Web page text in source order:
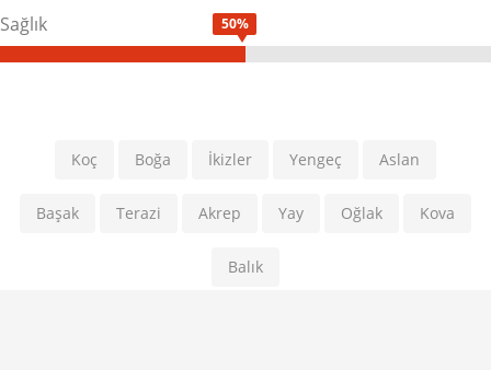
Sağlık 50%
Koç Boğa İkizler Yengeç Aslan
Başak Terazi Akrep Yay Oğlak Kova
Balık